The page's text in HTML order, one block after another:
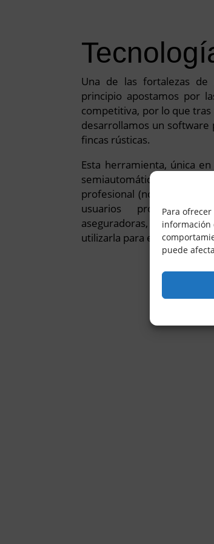
Para
información
puede
Una de las fortalezas
principio apostamos por
competitiva, por lo que
desarrollamos un software
fincas rústicas.
Esta herramienta, única
semiautomática
profesional (normativa
usuarios
aseguradoras, peritos o
utilizarla para el ejercicio